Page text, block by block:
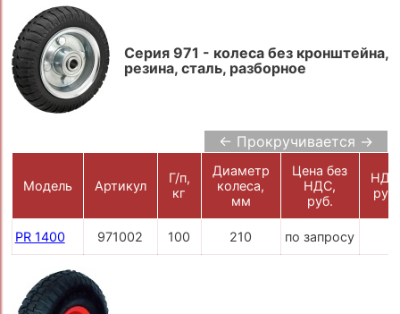
Серия 971 - колеса без кронштейна,
резина, сталь, разборное
← Прокручивается →
Модель Артикул
Г/п,
кг
Диаметр
колеса,
мм
Цена без
НДС,
руб.
руб.
PR 1400 971002 100 210 по запросу